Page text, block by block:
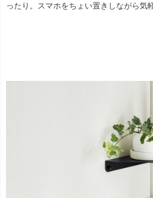
ったり。スマホをちょい置きしながら気